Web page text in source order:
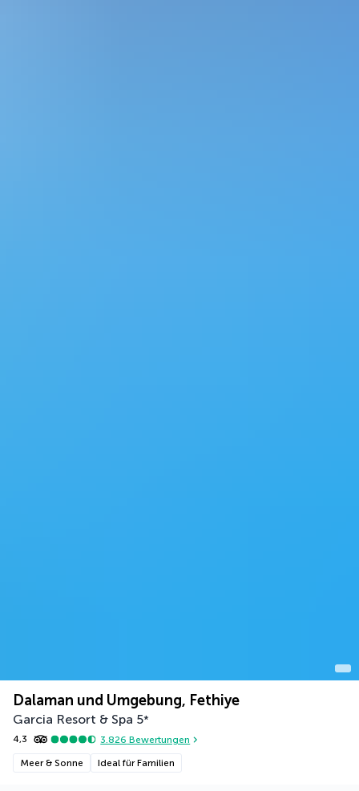
Dalaman und Umgebung, Fethiye
Garcia Resort & Spa 5*
4,3 3.826 Bewertungen
Meer & Sonne Ideal für Familien